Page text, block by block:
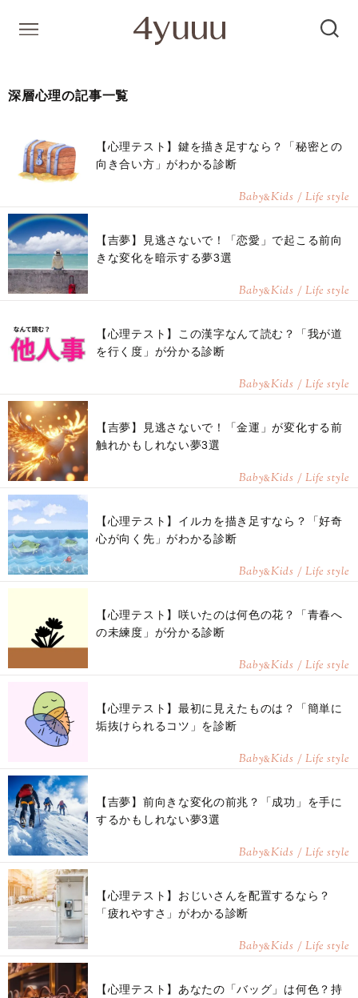
深層心理の記事一覧
【心理テスト】鍵を描き足すなら？「秘密との
向き合い方」がわかる診断
Baby&Kids / Life style
【吉夢】見逃さないで！「恋愛」で起こる前向
きな変化を暗示する夢3選
Baby&Kids / Life style
【心理テスト】この漢字なんて読む？「我が道
を行く度」が分かる診断
Baby&Kids / Life style
【吉夢】見逃さないで！「金運」が変化する前
触れかもしれない夢3選
Baby&Kids / Life style
【心理テスト】イルカを描き足すなら？「好奇
心が向く先」がわかる診断
Baby&Kids / Life style
【心理テスト】咲いたのは何色の花？「青春へ
の未練度」が分かる診断
Baby&Kids / Life style
【心理テスト】最初に見えたものは？「簡単に
垢抜けられるコツ」を診断
Baby&Kids / Life style
【吉夢】前向きな変化の前兆？「成功」を手に
するかもしれない夢3選
Baby&Kids / Life style
【心理テスト】おじいさんを配置するなら？
「疲れやすさ」がわかる診断
Baby&Kids / Life style
【心理テスト】あなたの「バッグ」は何色？持